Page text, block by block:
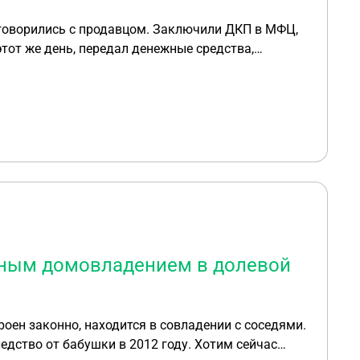
же день, передал денежные средства,
передачи земельного участка. Всё как
делу (159 ук рф), в котором Владелец,
3 месяца
(на случай если, что-то пойдет "не
по заключенному ДКП и передаточных
домовладением в долевой
законно, находится в совладении с соседями.
в 2012 году. Хотим сейчас